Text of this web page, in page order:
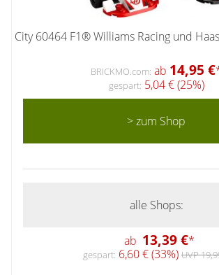
City 60464 F1® Williams Racing und
BRICKMO.com: ab 14,95 €
gespart: 5,04 € (25%)
> zum Shop
alle Shops:
ab 13,39 €*
gespart: 6,60 € (33%) UVP